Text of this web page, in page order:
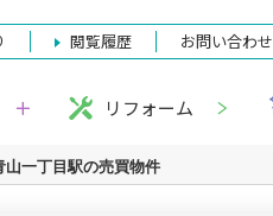
閲覧履歴 お問い合わせ
リフォーム
山一丁目駅の売買物件